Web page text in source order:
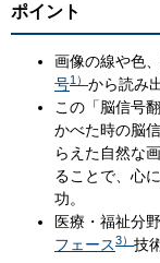
ポイント
画像の線や色
号1） から読み
この「脳信号
かべた時の脳
らえた自然な
ることで、心
功。
医療・福祉分
フェース3） 技